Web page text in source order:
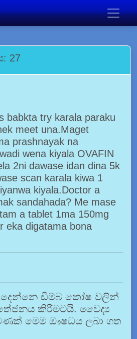
27
babkta try karala paraku
meet una.Maget
prashnayak na
wena kiyala OVAFIN
2ni dawase idan dina 5k
scan karala kiwa 1
kiyala.Doctor a
sandahada? Me mase
a tablet 1ma 150mg
eka digatama bona
දෙන්නෙ ඩිම්බ කෝෂ වලින්
කිරීමටයි. වෛද්‍ය
මෙම ඖෂධය ලබා ගත